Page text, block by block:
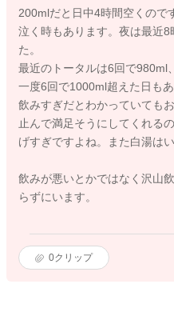
200mlだと日中4時間空くので
泣く時もあります。夜は最近
た。
最近のトータルは6回で980ml
一度6回で1000ml超えた日もあ
飲みすぎだとわかっていても
止んで満足そうにしてくれる
げすぎですよね。また白湯は
飲みが悪いとかではなく沢山
らずにいます。
0クリップ